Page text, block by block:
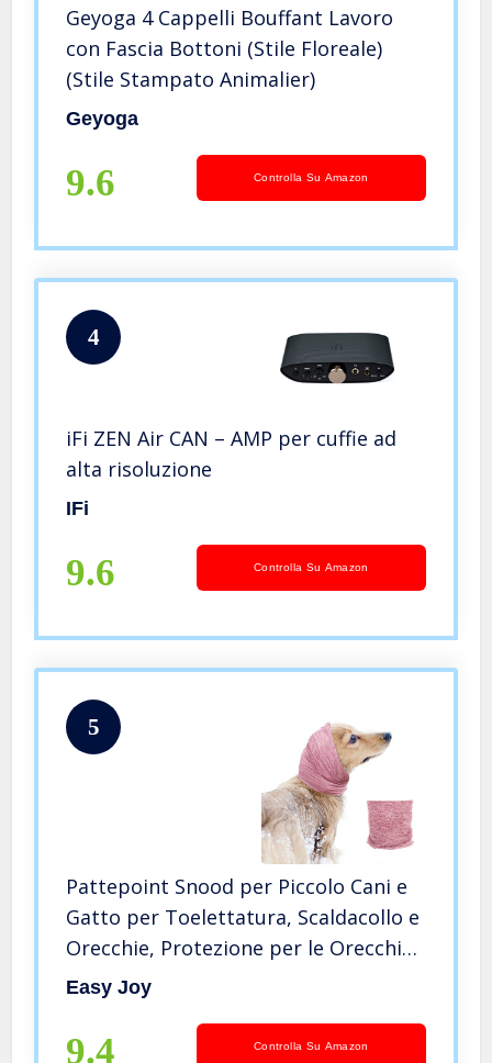
Geyoga 4 Cappelli Bouffant Lavoro
con Fascia Bottoni (Stile Floreale)
(Stile Stampato Animalier)
Geyoga
9.6 Controlla Su Amazon
4
iFi ZEN Air CAN – AMP per cuffie ad
alta risoluzione
IFi
9.6 Controlla Su Amazon
5
Pattepoint Snood per Piccolo Cani e
Gatto per Toelettatura, Scaldacollo e
Orecchie, Protezione per le Orecchie
per Alleviare l’ansia e Calmante, Felpa
Easy Joy
9.4 Controlla Su Amazon